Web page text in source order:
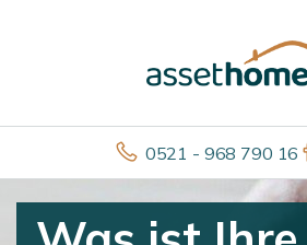
0521 - 968 790 16